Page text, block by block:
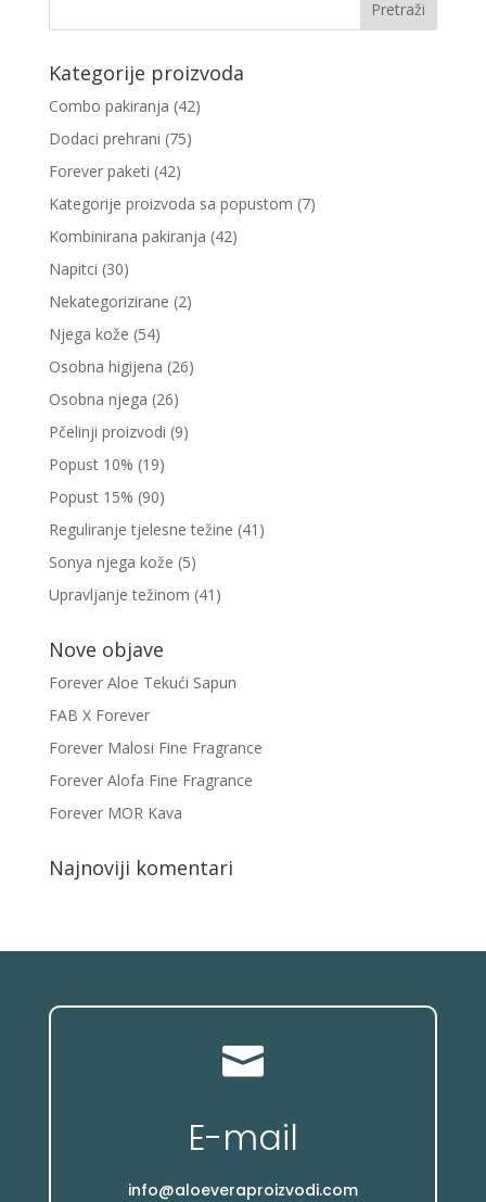
Kategorije proizvoda
Combo pakiranja (42)
Dodaci prehrani (75)
Forever paketi (42)
Kategorije proizvoda sa popustom (7)
Kombinirana pakiranja (42)
Napitci (30)
Nekategorizirane (2)
Njega kože (54)
Osobna higijena (26)
Osobna njega (26)
Pčelinji proizvodi (9)
Popust 10% (19)
Popust 15% (90)
Reguliranje tjelesne težine (41)
Sonya njega kože (5)
Upravljanje težinom (41)
Nove objave
Forever Aloe Tekući Sapun
FAB X Forever
Forever Malosi Fine Fragrance
Forever Alofa Fine Fragrance
Forever MOR Kava
Najnoviji komentari

E-mail
info@aloeveraproizvodi.com